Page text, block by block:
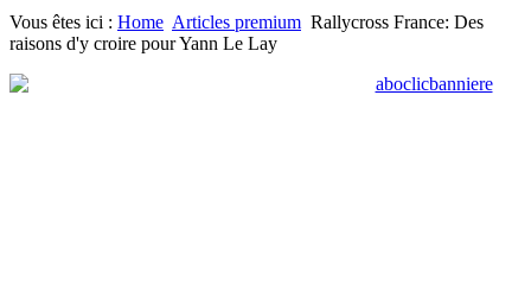
Vous êtes ici : Home Articles premium Rallycross France: Des
raisons d'y croire pour Yann Le Lay